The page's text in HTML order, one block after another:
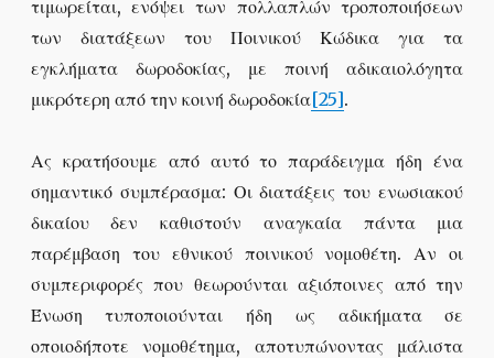
τιμωρείται, ενόψει των πολλαπλών τροποποιήσεων
των διατάξεων του Ποινικού Κώδικα για τα
εγκλήματα δωροδοκίας, με ποινή αδικαιολόγητα
μικρότερη από την κοινή δωροδοκία[25].
Ας κρατήσουμε από αυτό το παράδειγμα ήδη ένα
σημαντικό συμπέρασμα: Οι διατάξεις του ενωσιακού
δικαίου δεν καθιστούν αναγκαία πάντα μια
παρέμβαση του εθνικού ποινικού νομοθέτη. Αν οι
συμπεριφορές που θεωρούνται αξιόποινες από την
Ένωση τυποποιούνται ήδη ως αδικήματα σε
οποιοδήποτε νομοθέτημα, αποτυπώνοντας μάλιστα